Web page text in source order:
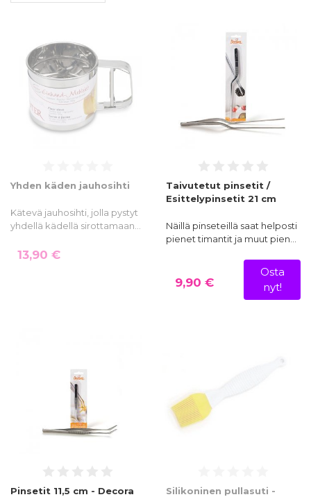
Yhden käden jauhosihti
Kätevä jauhosihti, jolla pystyt
yhdellä kädellä sirottamaan…
13,90 €
Taivutetut pinsetit /
Esittelypinsetit 21 cm
Näillä pinseteillä saat helposti
pienet timantit ja muut pien…
9,90 €
Osta
nyt!
Pinsetit 11,5 cm - Decora
Silikoninen pullasuti -